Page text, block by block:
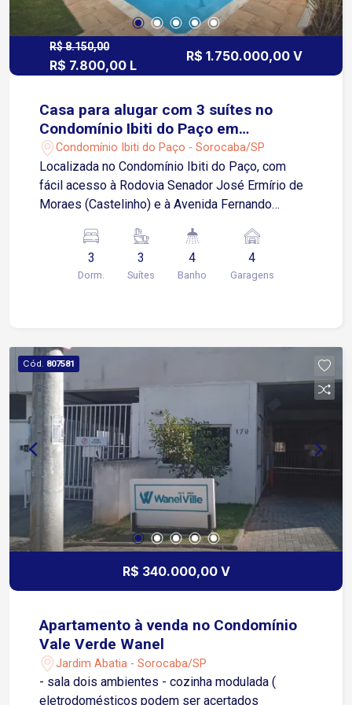
R$ 8.150,00
R$ 7.800,00 L
R$ 1.750.000,00 V
Casa para alugar com 3 suítes no
Condomínio Ibiti do Paço em
Sorocaba/SP
Condomínio Ibiti do Paço - Sorocaba/SP
Localizada no Condomínio Ibiti do Paço, com
fácil acesso à Rodovia Senador José Ermírio de
Moraes (Castelinho) e à Avenida Fernando
FATEC e UNESP, além de supermercados,
restaurantes, escolas, farmácias e diversos
comércios e serviços. Sobre o imóvel: 3 suítes
com churrasqueira, fogão a lenha e forno para
pizza Garagem: Espaço para veículos
Condomínio oferece: Portaria e segurança 24
horas Extensa área verde Lago Pista de
caminhada Quiosques com churrasqueira Áreas
de lazer e convivência Ambiente tranquilo e ideal
para toda a família Ideal para quem busca um
imóvel de alto padrão, com excelente
infraestrutura de lazer, segurança e fácil acesso
às principais vias da cidade. Agende sua visita e
venha conhecer esta incrível residência!
3
Dorm.
3
Suítes
4
Banho
4
Garagens
Cód. 807581
R$ 340.000,00 V
Apartamento à venda no Condomínio
Vale Verde Wanel
Jardim Abatia - Sorocaba/SP
- sala dois ambientes - cozinha modulada (
eletrodomésticos podem ser acertados